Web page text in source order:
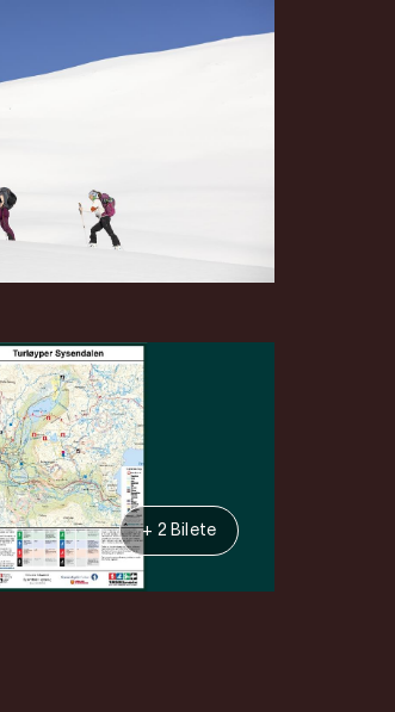
+ 2 Bilete